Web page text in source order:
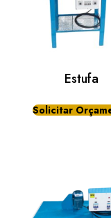
Estufa
Solicitar